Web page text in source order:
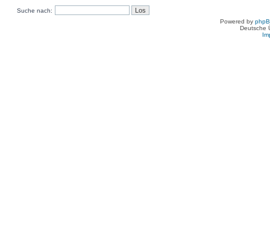
Suche nach:
Powered by
Deutsche